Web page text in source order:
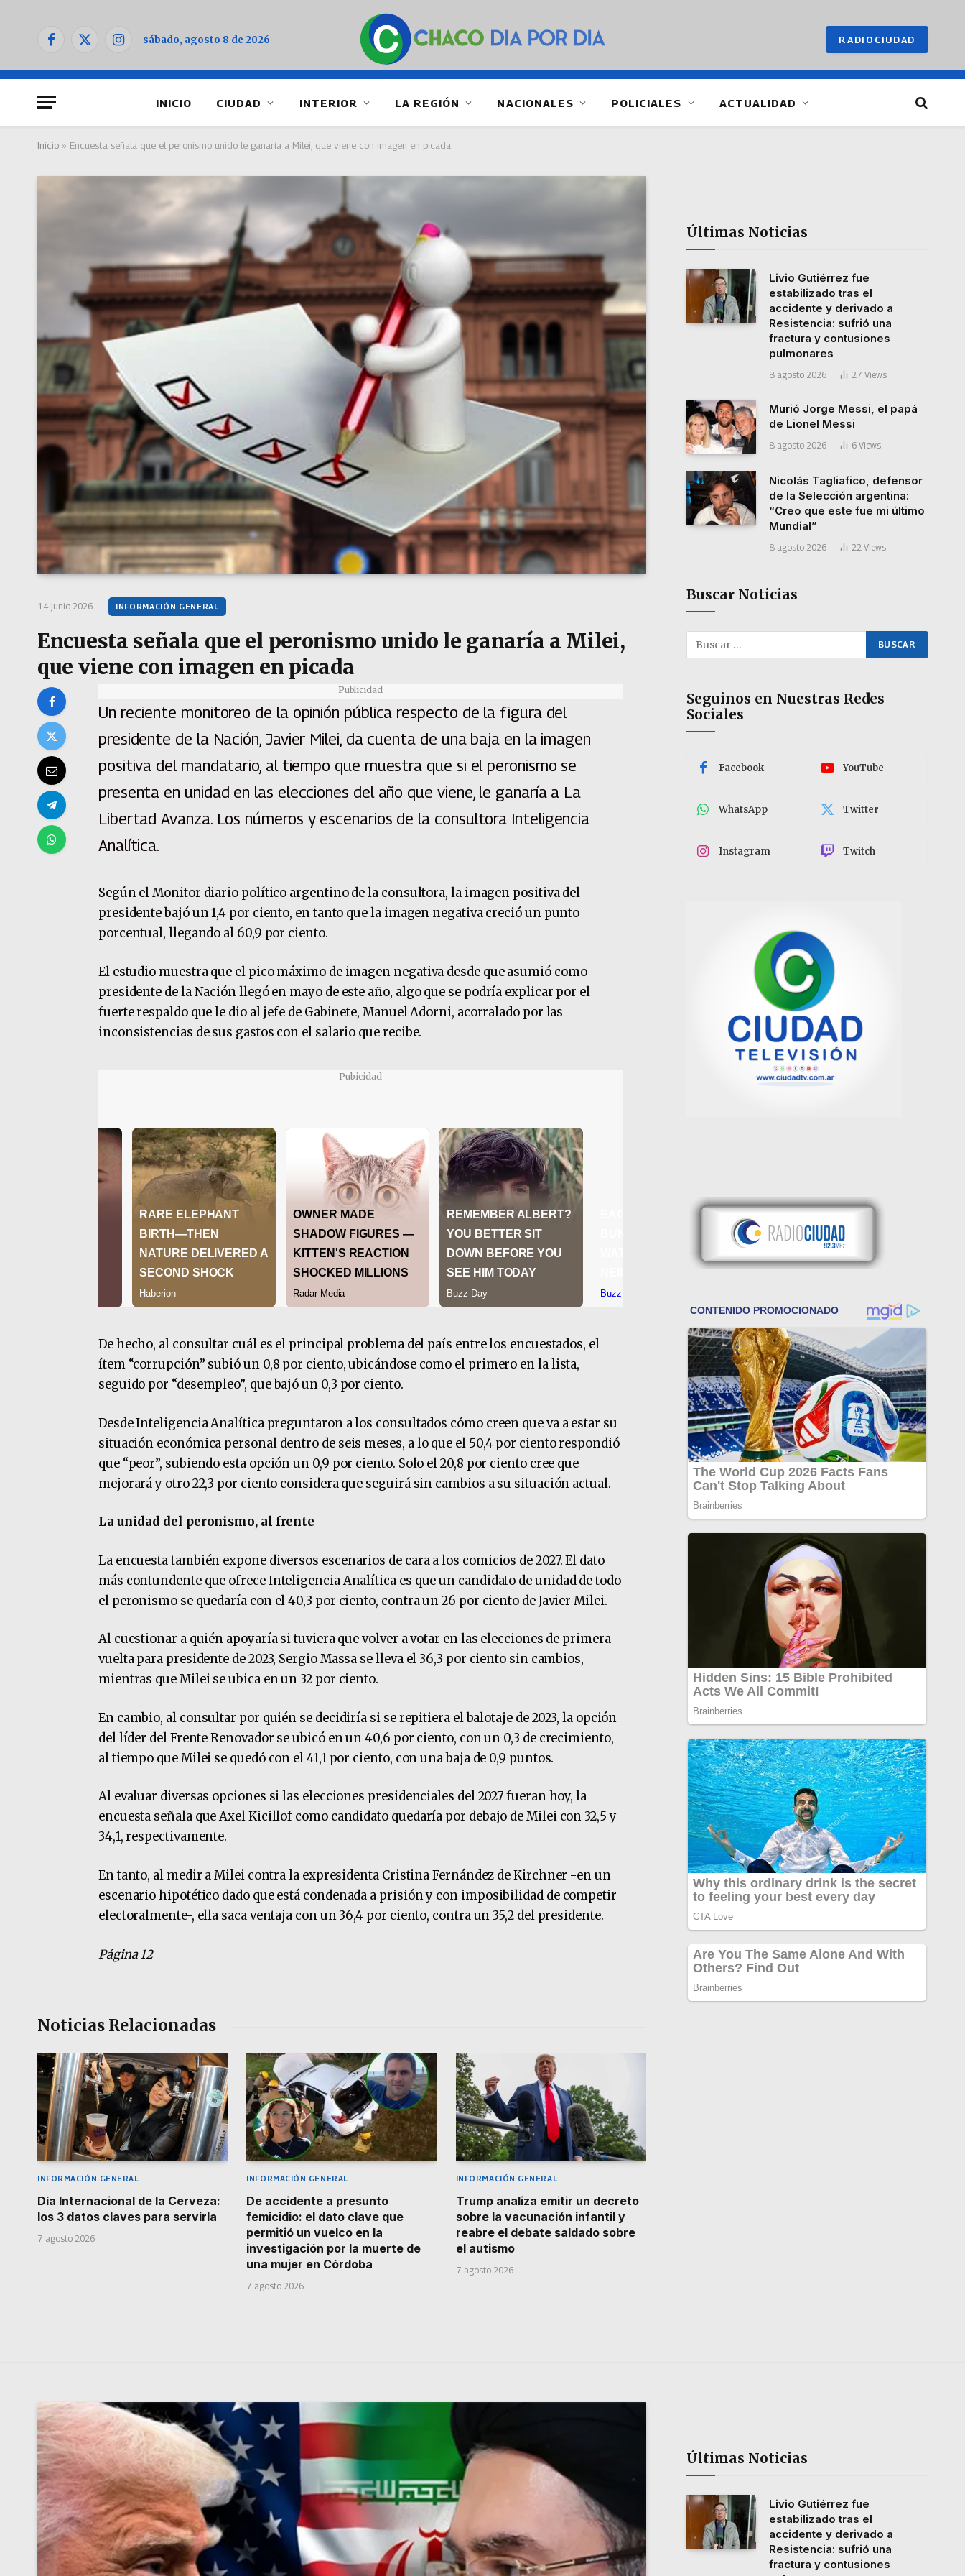
Facebook
X
Instagramsábado, agosto 8 de 2026 RADIOCIUDAD
INICIO CIUDAD INTERIOR LA REGIÓN NACIONALES POLICIALES ACTUALIDAD
Inicio » Encuesta señala que el peronismo unido le ganaría a Milei, que viene con imagen en picada
14 junio 2026 INFORMACIÓN GENERAL
Encuesta señala que el peronismo unido le ganaría a Milei,
que viene con imagen en picada
Publicidad
Un reciente monitoreo de la opinión pública respecto de la figura del
presidente de la Nación, Javier Milei, da cuenta de una baja en la imagen
positiva del mandatario, al tiempo que muestra que si el peronismo se
presenta en unidad en las elecciones del año que viene, le ganaría a La
Libertad Avanza. Los números y escenarios de la consultora Inteligencia
Analítica.
Según el Monitor diario político argentino de la consultora, la imagen positiva del
presidente bajó un 1,4 por ciento, en tanto que la imagen negativa creció un punto
porcentual, llegando al 60,9 por ciento.
El estudio muestra que el pico máximo de imagen negativa desde que asumió como
presidente de la Nación llegó en mayo de este año, algo que se podría explicar por el
fuerte respaldo que le dio al jefe de Gabinete, Manuel Adorni, acorralado por las
inconsistencias de sus gastos con el salario que recibe.
Pubicidad
De hecho, al consultar cuál es el principal problema del país entre los encuestados, el
ítem “corrupción” subió un 0,8 por ciento, ubicándose como el primero en la lista,
seguido por “desempleo”, que bajó un 0,3 por ciento.
Desde Inteligencia Analítica preguntaron a los consultados cómo creen que va a estar su
situación económica personal dentro de seis meses, a lo que el 50,4 por ciento respondió
que “peor”, subiendo esta opción un 0,9 por ciento. Solo el 20,8 por ciento cree que
mejorará y otro 22,3 por ciento considera que seguirá sin cambios a su situación actual.
La unidad del peronismo, al frente
La encuesta también expone diversos escenarios de cara a los comicios de 2027. El dato
más contundente que ofrece Inteligencia Analítica es que un candidato de unidad de todo
el peronismo se quedaría con el 40,3 por ciento, contra un 26 por ciento de Javier Milei.
Al cuestionar a quién apoyaría si tuviera que volver a votar en las elecciones de primera
vuelta para presidente de 2023, Sergio Massa se lleva el 36,3 por ciento sin cambios,
mientras que Milei se ubica en un 32 por ciento.
En cambio, al consultar por quién se decidiría si se repitiera el balotaje de 2023, la opción
del líder del Frente Renovador se ubicó en un 40,6 por ciento, con un 0,3 de crecimiento,
al tiempo que Milei se quedó con el 41,1 por ciento, con una baja de 0,9 puntos.
Al evaluar diversas opciones si las elecciones presidenciales del 2027 fueran hoy, la
encuesta señala que Axel Kicillof como candidato quedaría por debajo de Milei con 32,5 y
34,1, respectivamente.
En tanto, al medir a Milei contra la expresidenta Cristina Fernández de Kirchner -en un
escenario hipotético dado que está condenada a prisión y con imposibilidad de competir
electoralmente-, ella saca ventaja con un 36,4 por ciento, contra un 35,2 del presidente.
Página 12
Noticias Relacionadas
INFORMACIÓN GENERAL
Día Internacional de la Cerveza:
los 3 datos claves para servirla
7 agosto 2026
INFORMACIÓN GENERAL
De accidente a presunto
femicidio: el dato clave que
permitió un vuelco en la
investigación por la muerte de
una mujer en Córdoba
7 agosto 2026
INFORMACIÓN GENERAL
Trump analiza emitir un decreto
sobre la vacunación infantil y
reabre el debate saldado sobre
el autismo
7 agosto 2026
Últimas Noticias
Livio Gutiérrez fue
estabilizado tras el
accidente y derivado a
Resistencia: sufrió una
fractura y contusiones
pulmonares
8 agosto 2026 27 Views
Murió Jorge Messi, el papá
de Lionel Messi
8 agosto 2026 6 Views
Nicolás Tagliafico, defensor
de la Selección argentina:
“Creo que este fue mi último
Mundial”
8 agosto 2026 22 Views
Buscar Noticias
Seguinos en Nuestras Redes
Sociales
Facebook YouTube
WhatsApp Twitter
Instagram Twitch
Últimas Noticias
Livio Gutiérrez fue
estabilizado tras el
accidente y derivado a
Resistencia: sufrió una
fractura y contusiones